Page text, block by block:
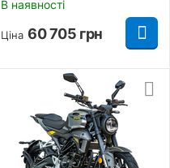
В наявності
Ціна 60 705 грн